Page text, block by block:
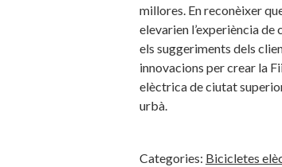
millores. En reconèixer
elevarien l’experiència
els suggeriments dels
innovacions per crear la
elèctrica de ciutat
urbà.
Categories: Bicicletes